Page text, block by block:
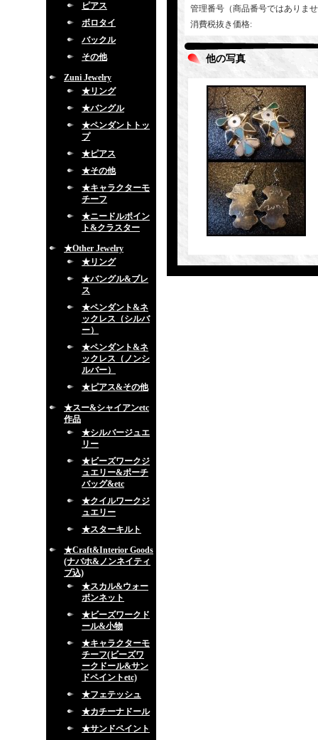
ピアス
ボロタイ
バックル
その他
Zuni Jewelry
★リング
★バングル
★ペンダントトッ
プ
★ピアス
★その他
★キャラクターモ
チーフ
★ニードルポイン
ト&クラスター
★Other Jewelry
★リング
★バングル&ブレ
ス
★ペンダント&ネ
ックレス（シルバ
ー）
★ペンダント&ネ
ックレス（ノンシ
ルバー）
★ピアス&その他
★スー&シャイアンetc
作品
★シルバージュエ
リー
★ビーズワークジ
ュエリー&ポーチ
バッグ&etc
★クイルワークジ
ュエリー
★スターキルト
★Craft&Interior Goods
(ナバホ&ノンネイティ
ブ込)
★スカル&ウォー
ボンネット
★ビーズワークド
ール&小物
★キャラクターモ
チーフ(ビーズワ
ークドール&サン
ドペイントetc)
★フェテッシュ
★カチーナドール
★サンドペイント
管理番号（商品番号ではありま
消費税抜き価格:
他の写真